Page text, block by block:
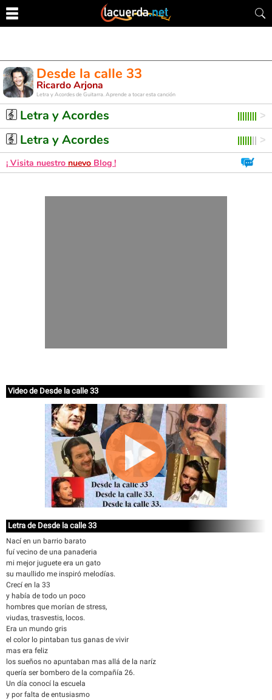
Desde la calle 33
Ricardo Arjona
Letra y Acordes de Guitarra. Aprende a tocar esta canción
Letra y Acordes
Letra y Acordes
¡ Visita nuestro nuevo Blog !
Video de Desde la calle 33
Letra de Desde la calle 33
Nací en un barrio barato
fuí vecino de una panaderia
mi mejor juguete era un gato
su maullido me inspiró melodías.
Crecí en la 33
y había de todo un poco
hombres que morían de stress,
viudas, trasvestis, locos.
Era un mundo gris
el color lo pintaban tus ganas de vivir
mas era feliz
los sueños no apuntaban mas allá de la naríz
quería ser bombero de la compañía 26.
Un día conocí la escuela
y por falta de entusiasmo